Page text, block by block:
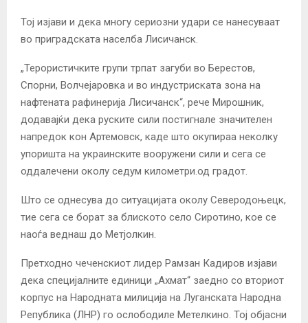
Тој изјави и дека многу сериозни удари се нанесуваат
во приградската населба Лисичанск.
„Терористичките групи трпат загуби во Берестов,
Спорни, Волчејаровка и во индустриската зона на
нафтената рафинерија Лисичанск“, рече Мирошник,
додавајќи дека руските сили постигнале значителен
напредок кон Артемовск, каде што окупираа неколку
упоришта на украинските вооружени сили и сега се
оддалечени околу седум километри.од градот.
Што се однесува до ситуацијата околу Северодоњецк,
тие сега се борат за блиското село Сиротино, кое се
наоѓа веднаш до Метјолкин.
Претходно чеченскиот лидер Рамзан Кадиров изјави
дека специјалните единици „Ахмат“ заедно со вториот
корпус на Народната милиција на Луганската Народна
Република (ЛНР) го ослободиле Метелкино. Тој објасни